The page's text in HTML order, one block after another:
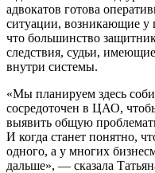
адвокатов готова
ситуации, возникающие у
что большинство
следствия, судьи,
внутри системы.
«Мы планируем здесь
сосредоточен в ЦАО,
выявить общую
И когда станет понятно,
одного, а у многих
дальше», — сказала